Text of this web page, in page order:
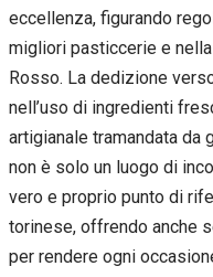
eccellenza, figurando
migliori pasticcerie e nella
Rosso. La dedizione
nell’uso di ingredienti
artigianale tramandata da
non è solo un luogo di
vero e proprio punto di
torinese, offrendo anche
per rendere ogni